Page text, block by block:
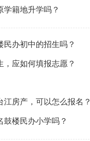
学籍地升学吗？
办初中的招生吗？
应如何填报志愿？
房产，可以怎么报名？
楼民办小学吗？